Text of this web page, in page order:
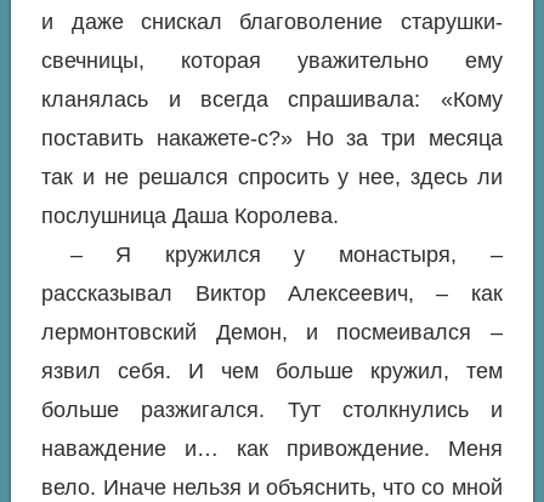
и даже снискал благоволение старушки-
свечницы, которая уважительно ему
кланялась и всегда спрашивала: «Кому
поставить накажете-с?» Но за три месяца
так и не решался спросить у нее, здесь ли
послушница Даша Королева.
– Я кружился у монастыря, –
рассказывал Виктор Алексеевич, – как
лермонтовский Демон, и посмеивался –
язвил себя. И чем больше кружил, тем
больше разжигался. Тут столкнулись и
наваждение и… как привождение. Меня
вело. Иначе нельзя и объяснить, что со мной